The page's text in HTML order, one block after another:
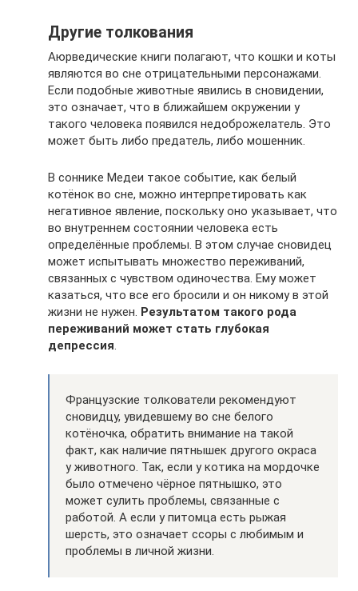
Другие толкования
Аюрведические книги полагают, что кошки и коты
являются во сне отрицательными персонажами.
Если подобные животные явились в сновидении,
это означает, что в ближайшем окружении у
такого человека появился недоброжелатель. Это
может быть либо предатель, либо мошенник.
В соннике Медеи такое событие, как белый
котёнок во сне, можно интерпретировать как
негативное явление, поскольку оно указывает, что
во внутреннем состоянии человека есть
определённые проблемы. В этом случае сновидец
может испытывать множество переживаний,
связанных с чувством одиночества. Ему может
казаться, что все его бросили и он никому в этой
жизни не нужен. Результатом такого рода
переживаний может стать глубокая
депрессия
Французские толкователи рекомендуют
сновидцу, увидевшему во сне белого
котёночка, обратить внимание на такой
факт, как наличие пятнышек другого окраса
у животного. Так, если у котика на мордочке
было отмечено чёрное пятнышко, это
может сулить проблемы, связанные с
работой. А если у питомца есть рыжая
шерсть, это означает ссоры с любимым и
проблемы в личной жизни.